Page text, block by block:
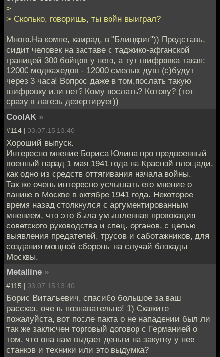
>
> Сколько, говоришь, ты войн выиграл?
Много.На компе, камрад, в "Блицкриг")) Представь,
сидит человек на заставе с таджико-афганской
границей 300 бойцов у него, а тут шифровка такая:
12000 моджахедов - 12000 смелых душ (с)будут
через 3 часа! Вопрос даже в том,послать такую
шифровку или нет? Кому послать? Котову? (тот
сразу в лагерь дезертирует))
CoolAK »
#114 | 03.07.15 13:40
Хороший выпуск.
Интересно мнение Бориса Юлина про предвоенный
военный парад 1 мая 1941 года на Красной площади,
как одно из средств оттягивания начала войны.
Так же очень интересно услышать его мнение о
панике в Москве в октябре 1941 года. Некоторое
время назад столкнулся с аргументированным
мнением, что это была умышленная провокация
советского руководства и спец. органов, с целью
выявления предателей, трусов и саботажников, для
создания мощной обороны на случай блокады
Москвы.
Metalline »
#115 | 03.07.15 13:40
Борис Витальевич, спасибо большое за ваш
рассказ, очень познавательно! 1) Скажите
пожалуйста, вот после пакта о не нападении был ли
так же заключен торговый договор с Германией о
том, что она нам выдает деньги на закупку у нее
станков и техники или это выдумка?